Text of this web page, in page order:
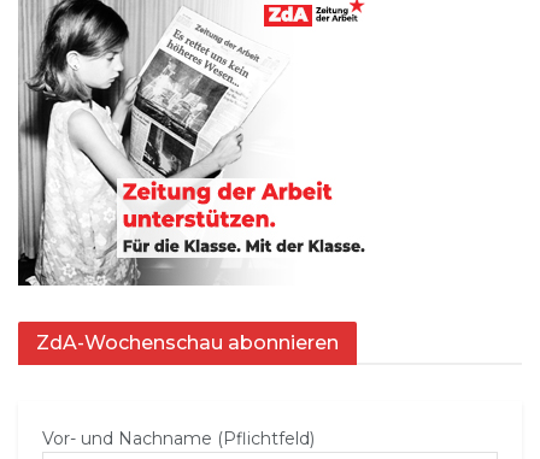
ZdA-Wochenschau abonnieren
Vor- und Nachname (Pflichtfeld)